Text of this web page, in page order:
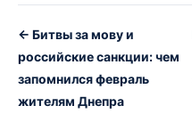
← Битвы за мову и
российские санкции: чем
запомнился февраль
жителям Днепра